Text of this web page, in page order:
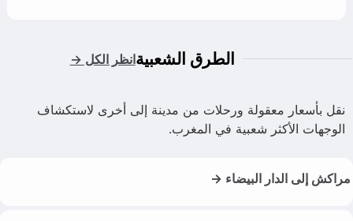
الطرق الشعبيةانظر الكل →
نقل بأسعار معقولة ورحلات من مدينة إلى أخرى لاستكشاف
الوجهات الأكثر شعبية في المغرب.
مراكش إلى الدار البيضاء →